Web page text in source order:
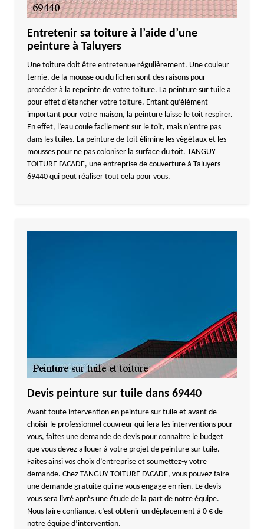
Entretenir sa toiture à l’aide d’une
peinture à Taluyers
Une toiture doit être entretenue régulièrement. Une couleur
ternie, de la mousse ou du lichen sont des raisons pour
procéder à la repeinte de votre toiture. La peinture sur tuile a
pour effet d’étancher votre toiture. Entant qu’élément
important pour votre maison, la peinture laisse le toit respirer.
En effet, l’eau coule facilement sur le toit, mais n’entre pas
dans les tuiles. La peinture de toit élimine les végétaux et les
mousses pour ne pas coloniser la surface du toit. TANGUY
TOITURE FACADE, une entreprise de couverture à Taluyers
69440 qui peut réaliser tout cela pour vous.
Devis peinture sur tuile dans 69440
Avant toute intervention en peinture sur tuile et avant de
choisir le professionnel couvreur qui fera les interventions pour
vous, faites une demande de devis pour connaitre le budget
que vous devez allouer à votre projet de peinture sur tuile.
Faites ainsi vos choix d’entreprise et soumettez-y votre
demande. Chez TANGUY TOITURE FACADE, vous pouvez faire
une demande gratuite qui ne vous engage en rien. Le devis
vous sera livré après une étude de la part de notre équipe.
Nous faire confiance, c’est obtenir un déplacement à 0 € de
notre équipe d’intervention.